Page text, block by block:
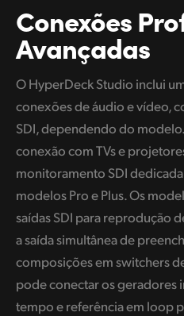
Conexões
Avançadas
O HyperDeck Studio inclui
conexões de áudio e vídeo,
SDI, dependendo do
conexão com TVs e
monitoramento SDI
modelos Pro e Plus. Os
saídas SDI para reprodução
a saída simultânea de
composições em switchers
pode conectar os geradores
tempo e referência em loop